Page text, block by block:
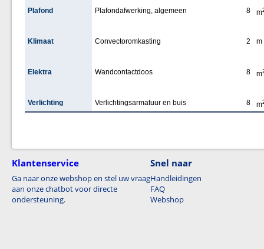
Plafond Plafondafwerking, algemeen 8 m
Klimaat Convectoromkasting 2 m
Elektra Wandcontactdoos 8 m
Verlichting Verlichtingsarmatuur en buis 8 m
Klantenservice
Ga naar onze webshop en stel uw vraag
aan onze chatbot voor directe
ondersteuning.
Snel naar
Handleidingen
FAQ
Webshop